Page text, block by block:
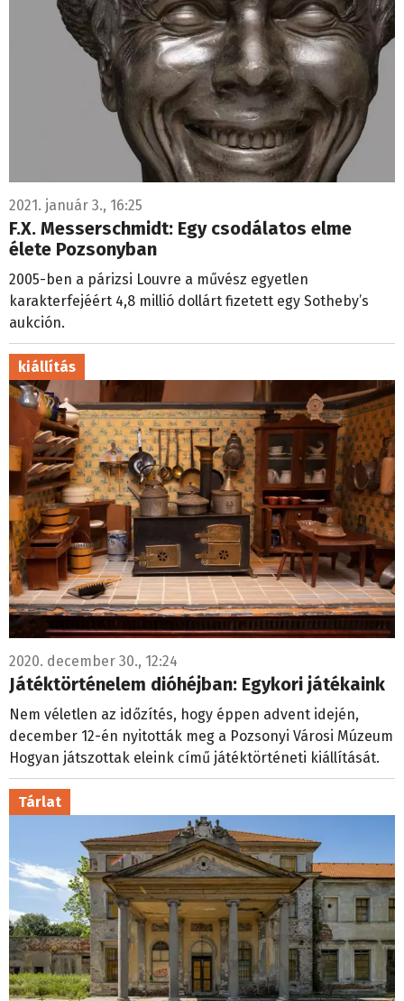
2021. január 3., 16:25
F.X. Messerschmidt: Egy csodálatos elme
élete Pozsonyban
2005-ben a párizsi Louvre a művész egyetlen
karakterfejéért 4,8 millió dollárt fizetett egy Sotheby’s
aukción.
kiállítás
2020. december 30., 12:24
Játéktörténelem dióhéjban: Egykori játékaink
Nem véletlen az időzítés, hogy éppen advent idején,
december 12-én nyitották meg a Pozsonyi Városi Múzeum
Hogyan játszottak eleink című játéktörténeti kiállítását.
Tárlat